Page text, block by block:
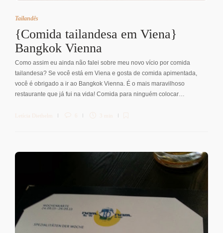
Tailandês
{Comida tailandesa em Viena}
Bangkok Vienna
Como assim eu ainda não falei sobre meu novo vício por comida
tailandesa? Se você está em Viena e gosta de comida apimentada,
você é obrigado a ir ao Bangkok Vienna. É o mais maravilhoso
restaurante que já fui na vida! Comida para ninguém colocar…
Letícia Diethelm 6 3 min